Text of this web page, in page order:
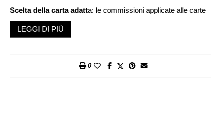
Scelta della carta adatta: le commissioni applicate alle carte
di credito possono variare notevolmente a seconda
dell’offerente. Per non appesantire il proprio budget con costi
situazione di vita. Chi viaggia poco, ad esempio, non ha
LEGGI DI PIÙ
0